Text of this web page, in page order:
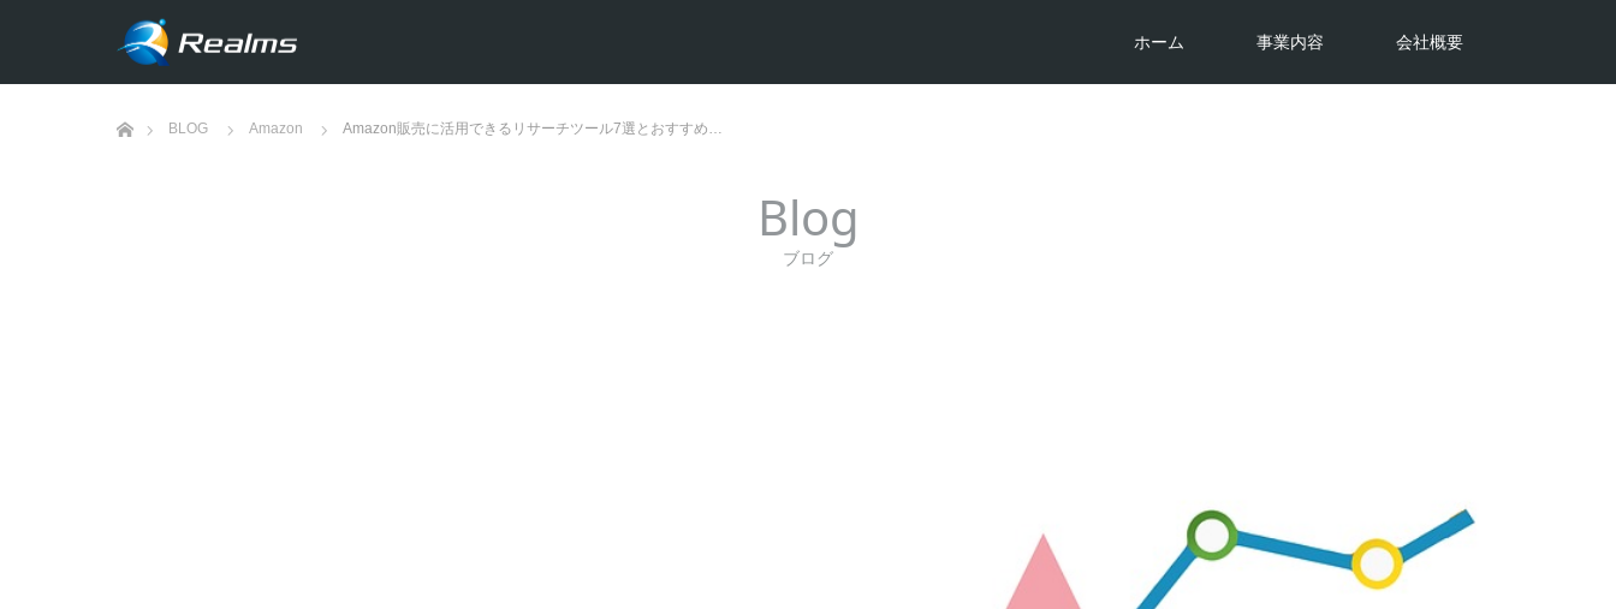
ホーム 事業内容 会社概要
BLOG Amazon Amazon販売に活用できるリサーチツール7選とおすすめ…
Blog
ブログ